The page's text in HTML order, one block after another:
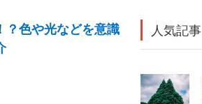
？色や光などを意識
人気記事